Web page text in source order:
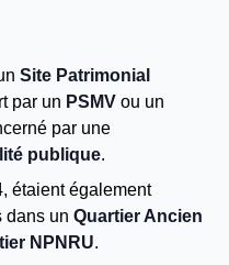
Site Patrimonial
par un PSMV ou un
par une
publique.
étaient également
dans un Quartier Ancien
NPNRU.